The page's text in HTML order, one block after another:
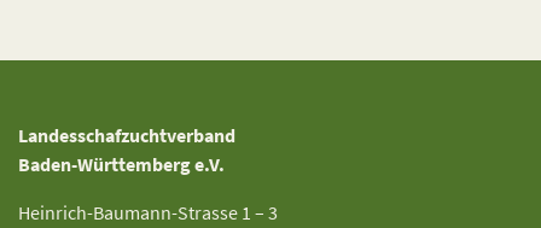
Landesschafzuchtverband
Baden-Württemberg e.V.
Heinrich-Baumann-Strasse 1 – 3